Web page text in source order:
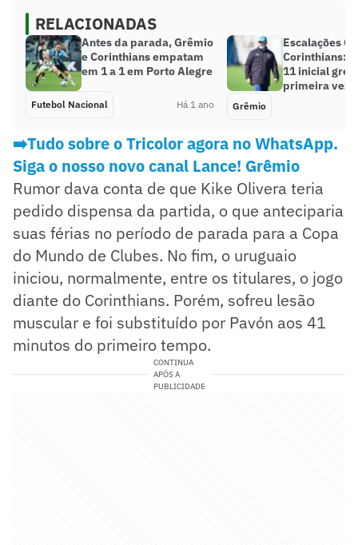
RELACIONADAS
Antes da parada, Grêmio
e Corinthians empatam
em 1 a 1 em Porto Alegre
Futebol Nacional Há 1 ano
Escalações
Corinthians:
11 inicial
primeira vez
Grêmio
➡️Tudo sobre o Tricolor agora no WhatsApp.
Siga o nosso novo canal Lance! Grêmio
Rumor dava conta de que Kike Olivera teria
pedido dispensa da partida, o que anteciparia
suas férias no período de parada para a Copa
do Mundo de Clubes. No fim, o uruguaio
iniciou, normalmente, entre os titulares, o jogo
diante do Corinthians. Porém, sofreu lesão
muscular e foi substituído por Pavón aos 41
minutos do primeiro tempo.
CONTINUA
APÓS A
PUBLICIDADE